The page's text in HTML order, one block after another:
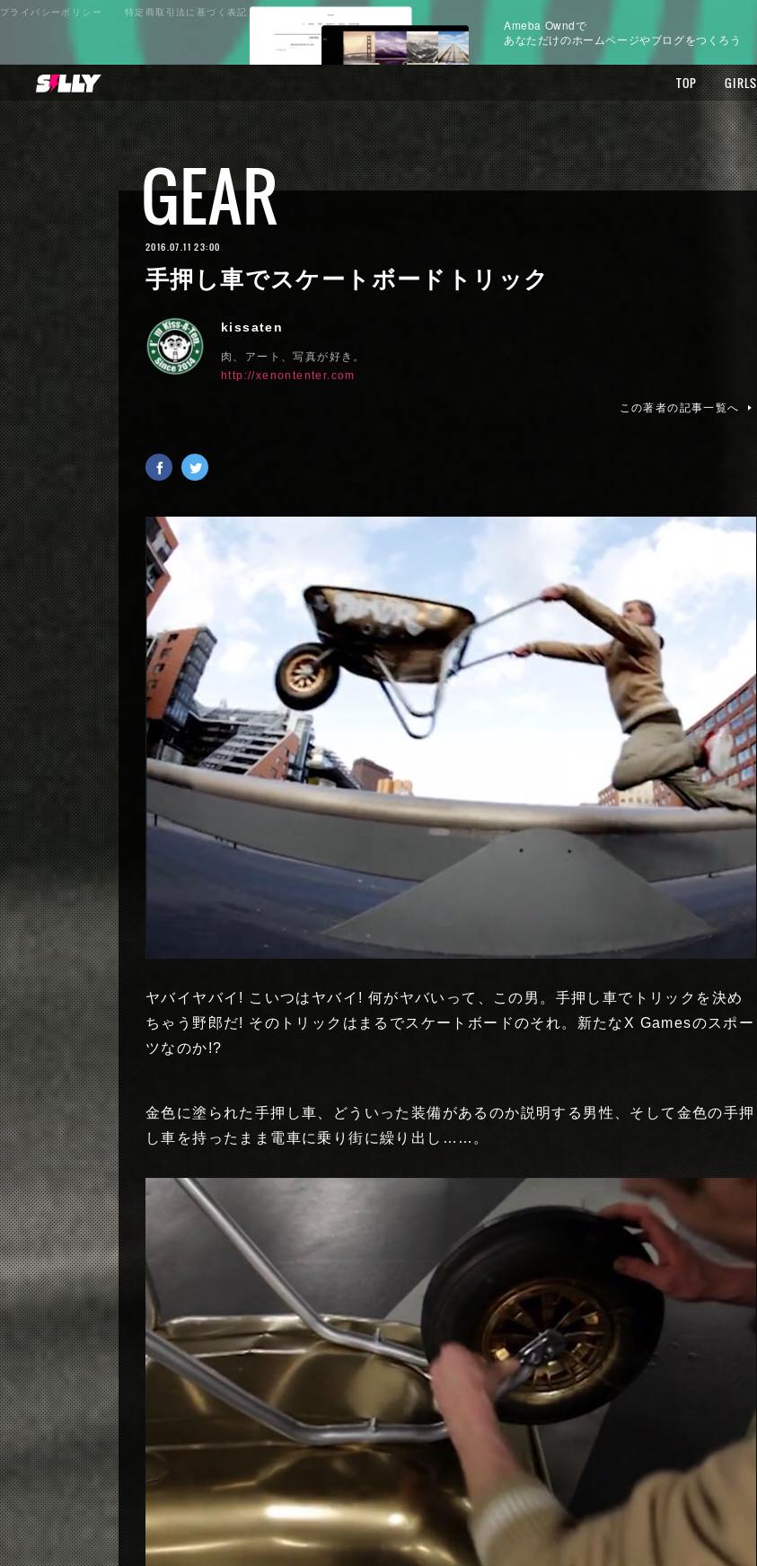
Ameba Owndで
あなただけのホームページやブログをつくろう
TOP GIRLS
GEAR
2016.07.11 23:00
手押し車でスケートボードトリック
kissaten
肉、アート、写真が好き。
http://xenontenter.com
この著者の記事一覧へ
ヤバイヤバイ! こいつはヤバイ! 何がヤバいって、この男。手押し車でトリックを決め
ちゃう野郎だ! そのトリックはまるでスケートボードのそれ。新たなX Gamesのスポー
ツなのか!?
金色に塗られた手押し車、どういった装備があるのか説明する男性、そして金色の手押
し車を持ったまま電車に乗り街に繰り出し……。
プライバシーポリシー 特定商取引法に基づく表記